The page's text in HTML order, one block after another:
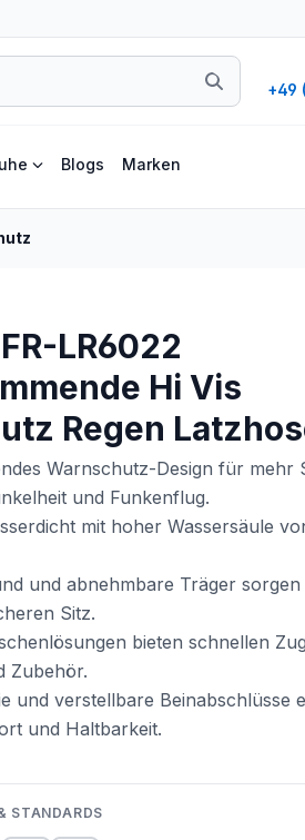
+49
Blogs Marken
LR6022
Hi Vis
Regen
Warnschutz-Design für mehr
und Funkenflug.
mit hoher Wassersäule
und abnehmbare Träger
Sitz.
bieten schnellen
Zubehör.
und verstellbare Beinabschlüsse
und Haltbarkeit.
STANDARDS